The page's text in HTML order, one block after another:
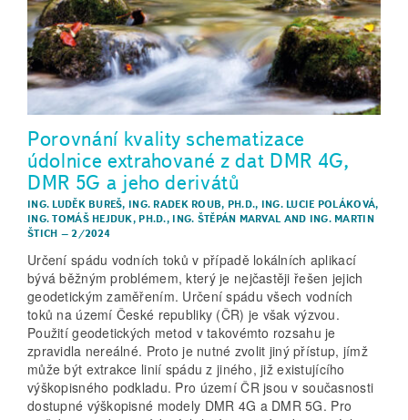
Porovnání kvality schematizace
údolnice extrahované z dat DMR 4G,
DMR 5G a jeho derivátů
ING. LUDĚK BUREŠ, ING. RADEK ROUB, PH.D., ING. LUCIE POLÁKOVÁ,
ING. TOMÁŠ HEJDUK, PH.D., ING. ŠTĚPÁN MARVAL AND ING. MARTIN
ŠTICH –2/2024
Určení spádu vodních toků v případě lokálních aplikací
bývá běžným problémem, který je nejčastěji řešen jejich
geodetickým zaměřením. Určení spádu všech vodních
toků na území České republiky (ČR) je však výzvou.
Použití geodetických metod v takovémto rozsahu je
zpravidla nereálné. Proto je nutné zvolit jiný přístup, jímž
může být extrakce linií spádu z jiného, již existujícího
výškopisného podkladu. Pro území ČR jsou v současnosti
dostupné výškopisné modely DMR 4G a DMR 5G. Pro